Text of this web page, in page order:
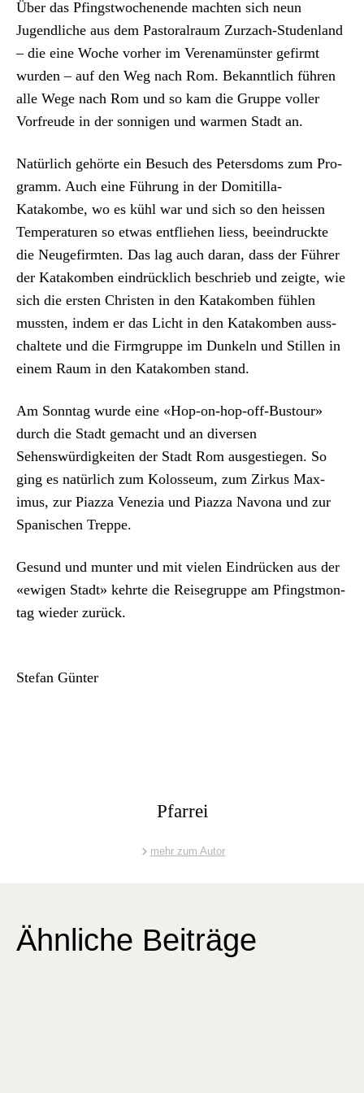
Über uns
ePaper
Suchen
Über das Pfin­gst­woch­enende macht­en sich neun
Jugendliche aus dem Pas­toral­raum Zurzach-Stu­den­land
– die eine Woche vorher im Ver­e­namün­ster gefirmt
wur­den – auf den Weg nach Rom. Bekan­ntlich führen
alle Wege nach Rom und so kam die Gruppe voller
Vor­freude in der son­ni­gen und war­men Stadt an.
Natür­lich gehörte ein Besuch des Peters­doms zum Pro­
gramm. Auch eine Führung in der Domi­t­il­la-
Katakombe, wo es kühl war und sich so den heis­sen
Tem­per­a­turen so etwas ent­fliehen liess, beein­druck­te
die Neuge­firmten. Das lag auch daran, dass der Führer
der Katakomben ein­drück­lich beschrieb und zeigte, wie
sich die ersten Chris­ten in den Katakomben fühlen
mussten, indem er das Licht in den Katakomben auss­
chal­tete und die Fir­m­gruppe im Dunkeln und Stillen in
einem Raum in den Katakomben stand.
Am Son­ntag wurde eine «Hop-on-hop-off-Bus­tour»
durch die Stadt gemacht und an diversen
Sehenswürdigkeit­en der Stadt Rom aus­gestiegen. So
ging es natür­lich zum Kolos­se­um, zum Zirkus Max­
imus, zur Piaz­za Venezia und Piaz­za Navona und zur
Spanis­chen Treppe.
Gesund und munter und mit vie­len Ein­drück­en aus der
«ewigen Stadt» kehrte die Reiseg­ruppe am Pfin­gst­mon­
tag wieder zurück.
Ste­fan Gün­ter
Pfarrei
mehr zum Autor
Ähnliche Beiträge